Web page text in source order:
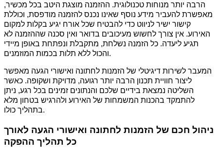
הרבה יותר מנוחות טכנולוגית. ההזמנה מוצגת היטב בכל מכשיר,
מאפשרת להעביר מידע נוסף שאינו נכנס להזמנה מודפסת, וכוללת
קישור ישיר לניווט כדי להבטיח שכל אורח יגיע בקלות למקום
האירוע. אין צורך לחשוש מעיכובים בדואר ואין סכנה שההזמנה לא
תגיע ליעדה. כל הזמנה נשלחת, מתקבלת ונפתחת באופן מיידי
והכול ללא תלות בכמות המוזמנים.
המעבר לשירות דיגיטלי של הזמנות לחתונה ואישורי הגעה מאפשר
ליצור חוויית תכנון הרבה יותר רגועה, מדויקת ושקופה. כאשר
השליטה נמצאת בידיים שלכם והנתונים זמינים בכל רגע, ניתן
להתמקד בהכנות המשמחות של האירוע ולהרגיש בטחון מלא
בתהליך כולו.
ניהול חכם של הזמנות לחתונה ואישורי הגעה לאורך
כל תהליך ההפקה